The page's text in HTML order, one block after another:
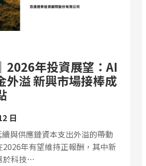
2026年投資展望：AI
外溢 新興市場接棒成
日
與供應鏈資本支出外溢的帶動
年有望維持正報酬，其中新
於科技…